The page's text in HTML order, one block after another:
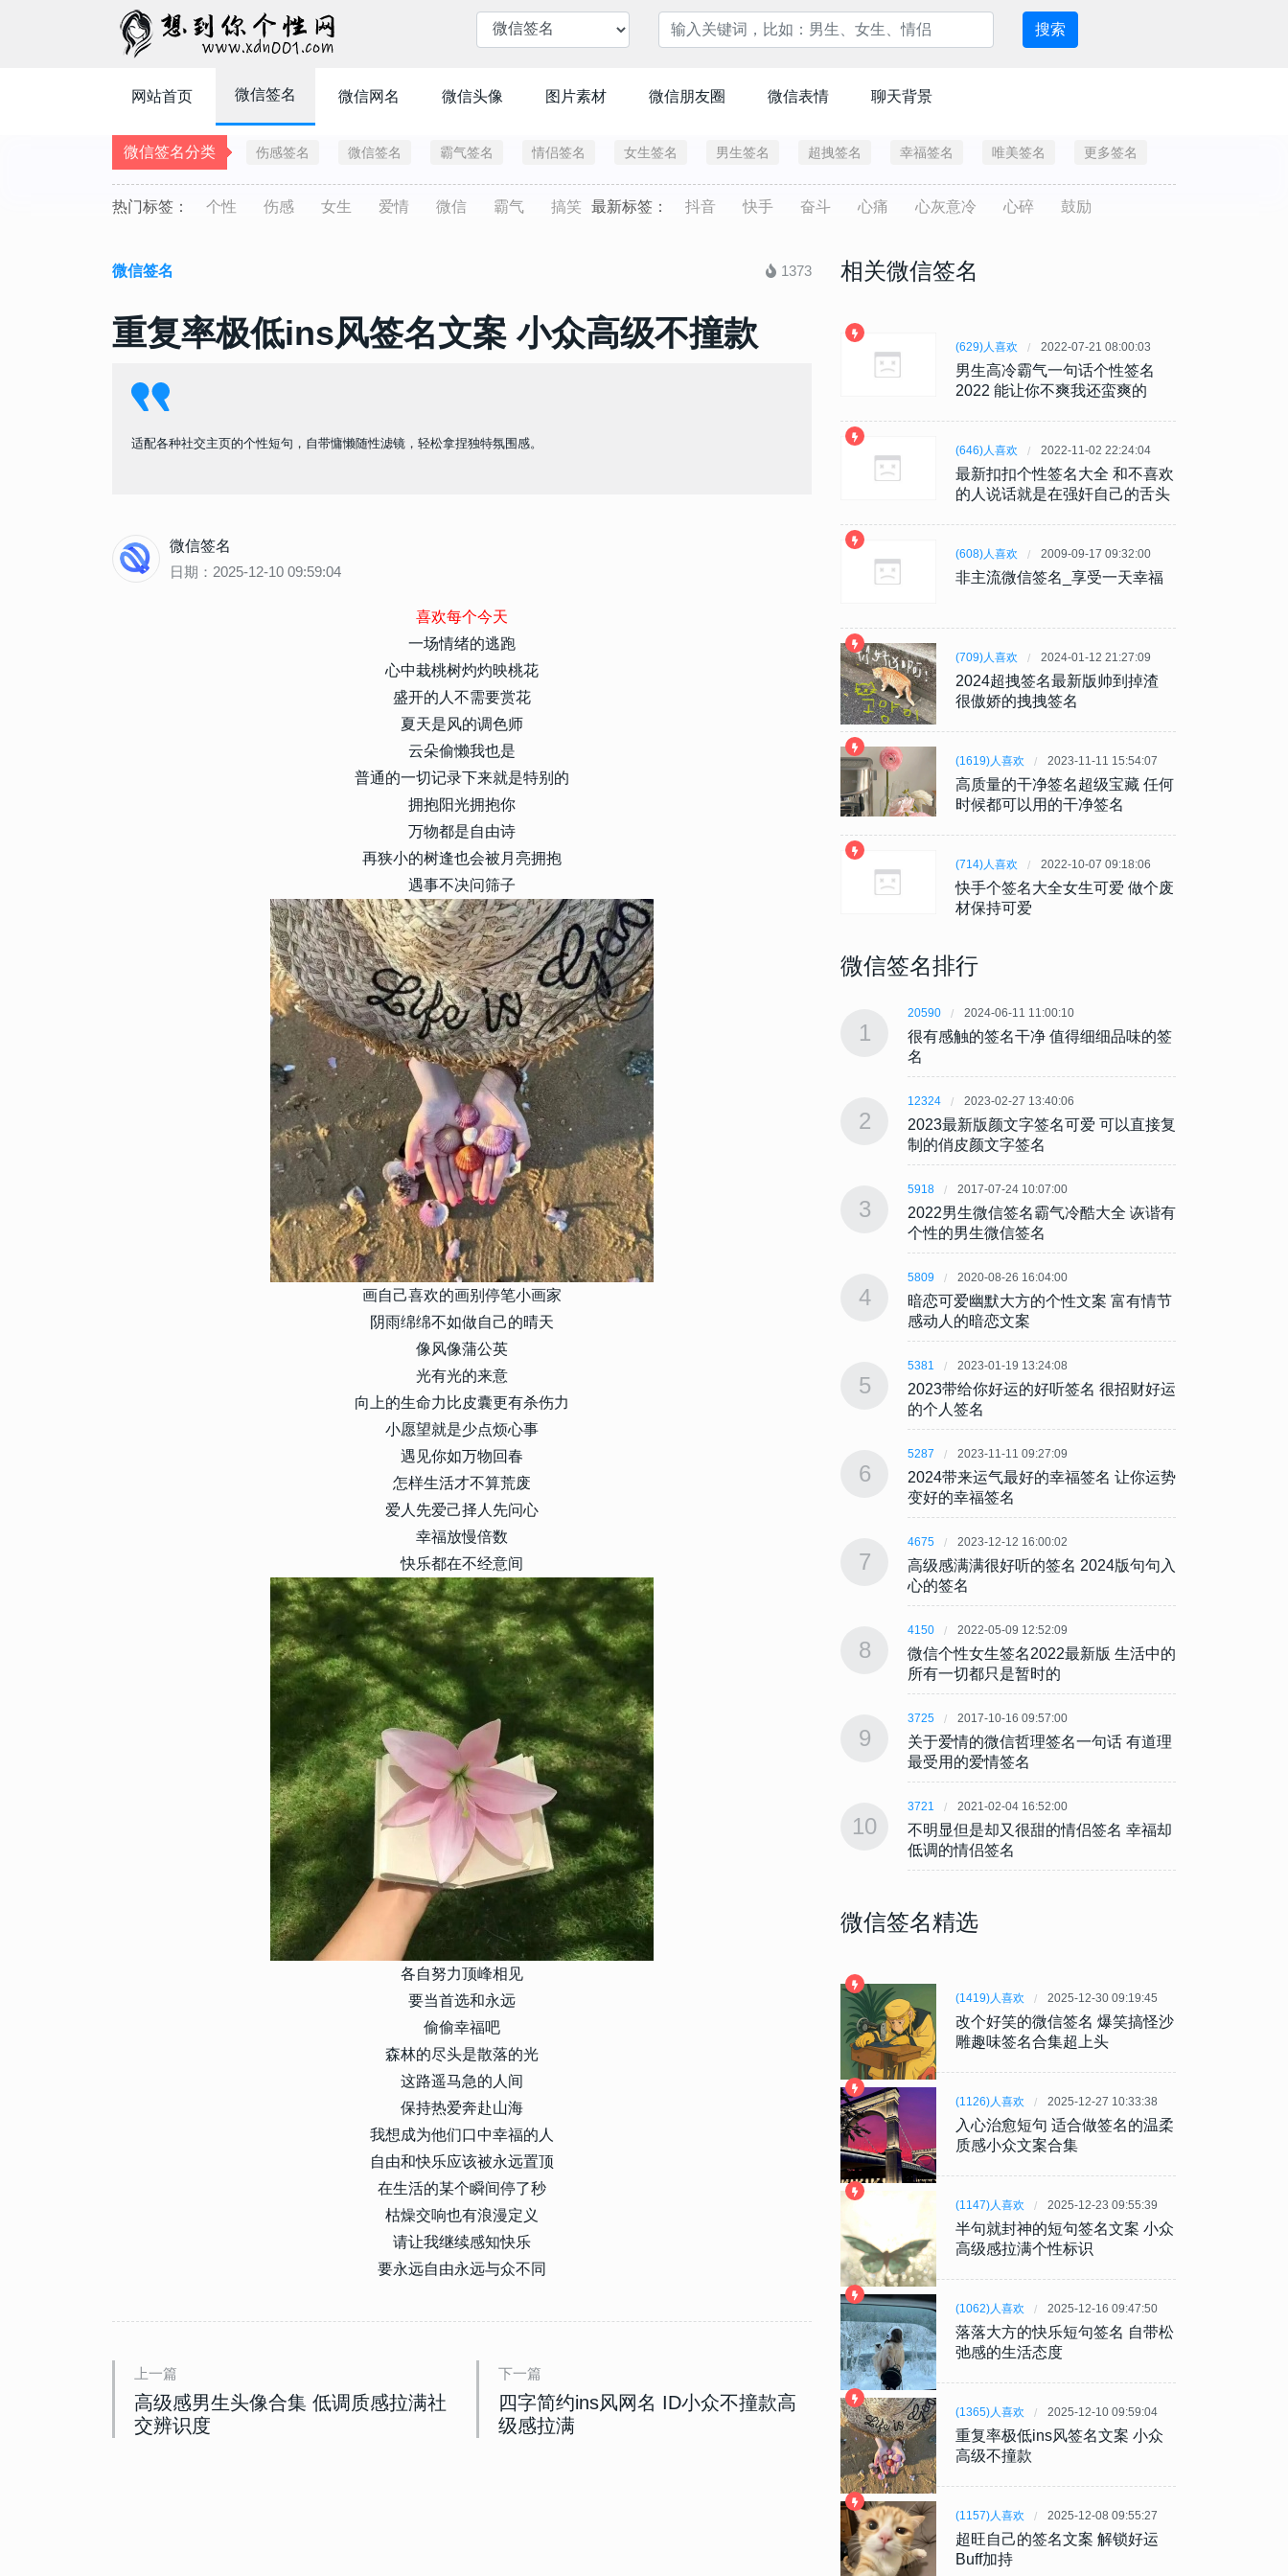
搜索
网站首页 微信签名 微信网名 微信头像 图片素材 微信朋友圈 微信表情 聊天背景
微信签名分类 伤感签名 微信签名 霸气签名 情侣签名 女生签名 男生签名 超拽签名 幸福签名 唯美签名 更多签名
热门标签： 个性 伤感 女生 爱情 微信 霸气 搞笑 最新标签： 抖音 快手 奋斗 心痛 心灰意冷 心碎 鼓励
微信签名 1373
重复率极低ins风签名文案 小众高级不撞款
适配各种社交主页的个性短句，自带慵懒随性滤镜，轻松拿捏独特氛围感。
微信签名
日期：2025-12-10 09:59:04
喜欢每个今天
一场情绪的逃跑
心中栽桃树灼灼映桃花
盛开的人不需要赏花
夏天是风的调色师
云朵偷懒我也是
普通的一切记录下来就是特别的
拥抱阳光拥抱你
万物都是自由诗
再狭小的树逢也会被月亮拥抱
遇事不决问筛子
画自己喜欢的画别停笔小画家
阴雨绵绵不如做自己的晴天
像风像蒲公英
光有光的来意
向上的生命力比皮囊更有杀伤力
小愿望就是少点烦心事
遇见你如万物回春
怎样生活才不算荒废
爱人先爱己择人先问心
幸福放慢倍数
快乐都在不经意间
各自努力顶峰相见
要当首选和永远
偷偷幸福吧
森林的尽头是散落的光
这路遥马急的人间
保持热爱奔赴山海
我想成为他们口中幸福的人
自由和快乐应该被永远置顶
在生活的某个瞬间停了秒
枯燥交响也有浪漫定义
请让我继续感知快乐
要永远自由永远与众不同
上一篇
高级感男生头像合集 低调质感拉满社
交辨识度
下一篇
四字简约ins风网名 ID小众不撞款高
级感拉满
相关微信签名
(629)人喜欢 2022-07-21 08:00:03
男生高冷霸气一句话个性签名
2022 能让你不爽我还蛮爽的
(646)人喜欢 2022-11-02 22:24:04
最新扣扣个性签名大全 和不喜欢
的人说话就是在强奸自己的舌头
(608)人喜欢 2009-09-17 09:32:00
非主流微信签名_享受一天幸福
(709)人喜欢 2024-01-12 21:27:09
2024超拽签名最新版帅到掉渣
很傲娇的拽拽签名
(1619)人喜欢 2023-11-11 15:54:07
高质量的干净签名超级宝藏 任何
时候都可以用的干净签名
(714)人喜欢 2022-10-07 09:18:06
快手个签名大全女生可爱 做个废
材保持可爱
微信签名排行
2024-06-11 11:00:10
很有感触的签名干净 值得细细品味的签
2023-02-27 13:40:06
2023最新版颜文字签名可爱 可以直接复
制的俏皮颜文字签名
2017-07-24 10:07:00
2022男生微信签名霸气冷酷大全 诙谐有
个性的男生微信签名
2020-08-26 16:04:00
暗恋可爱幽默大方的个性文案 富有情节
2023带给你好运的好听签名 很招财好运
2024带来运气最好的幸福签名 让你运势
高级感满满很好听的签名 2024版句句入
心的签名
2022-05-09 12:52:09
微信个性女生签名2022最新版 生活中的
所有一切都只是暂时的
2017-10-16 09:57:00
关于爱情的微信哲理签名一句话 有道理
最受用的爱情签名
2021-02-04 16:52:00
不明显但是却又很甜的情侣签名 幸福却
低调的情侣签名
1
20590 2024-06-11 11:00:10
很有感触的签名干净 值得细细品味的签
名
2
12324 2023-02-27 13:40:06
2023最新版颜文字签名可爱 可以直接复
制的俏皮颜文字签名
3
5918 2017-07-24 10:07:00
2022男生微信签名霸气冷酷大全 诙谐有
个性的男生微信签名
4
5809 2020-08-26 16:04:00
6
心的签名
8
4150 2022-05-09 12:52:09
微信个性女生签名2022最新版 生活中的
所有一切都只是暂时的
9
3725 2017-10-16 09:57:00
关于爱情的微信哲理签名一句话 有道理
最受用的爱情签名
10
2021-02-04 16:52:00
不明显但是却又很甜的情侣签名 幸福却
低调的情侣签名
1
20590 2024-06-11 11:00:10
很有感触的签名干净 值得细细品味的签
名
2
12324 2023-02-27 13:40:06
2023最新版颜文字签名可爱 可以直接复
制的俏皮颜文字签名
3
5918 2017-07-24 10:07:00
2022男生微信签名霸气冷酷大全 诙谐有
个性的男生微信签名
4
5809 2020-08-26 16:04:00
暗恋可爱幽默大方的个性文案 富有情节
感动人的暗恋文案
5
5381 2023-01-19 13:24:08
2023带给你好运的好听签名 很招财好运
的个人签名
6
5287 2023-11-11 09:27:09
2024带来运气最好的幸福签名 让你运势
变好的幸福签名
7
4675 2023-12-12 16:00:02
高级感满满很好听的签名 2024版句句入
心的签名
8
4150 2022-05-09 12:52:09
微信个性女生签名2022最新版 生活中的
所有一切都只是暂时的
9
3725 2017-10-16 09:57:00
关于爱情的微信哲理签名一句话 有道理
最受用的爱情签名
10
3721 2021-02-04 16:52:00
不明显但是却又很甜的情侣签名 幸福却
低调的情侣签名
微信签名精选
(1419)人喜欢 2025-12-30 09:19:45
改个好笑的微信签名 爆笑搞怪沙
雕趣味签名合集超上头
(1126)人喜欢 2025-12-27 10:33:38
入心治愈短句 适合做签名的温柔
质感小众文案合集
(1147)人喜欢 2025-12-23 09:55:39
半句就封神的短句签名文案 小众
高级感拉满个性标识
(1062)人喜欢 2025-12-16 09:47:50
落落大方的快乐短句签名 自带松
弛感的生活态度
(1365)人喜欢 2025-12-10 09:59:04
重复率极低ins风签名文案 小众
高级不撞款
(1157)人喜欢 2025-12-08 09:55:27
超旺自己的签名文案 解锁好运
Buff加持